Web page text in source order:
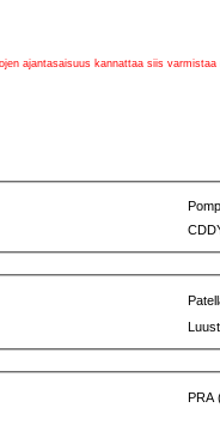
ajantasaisuus kannattaa siis varmistaa
PRA